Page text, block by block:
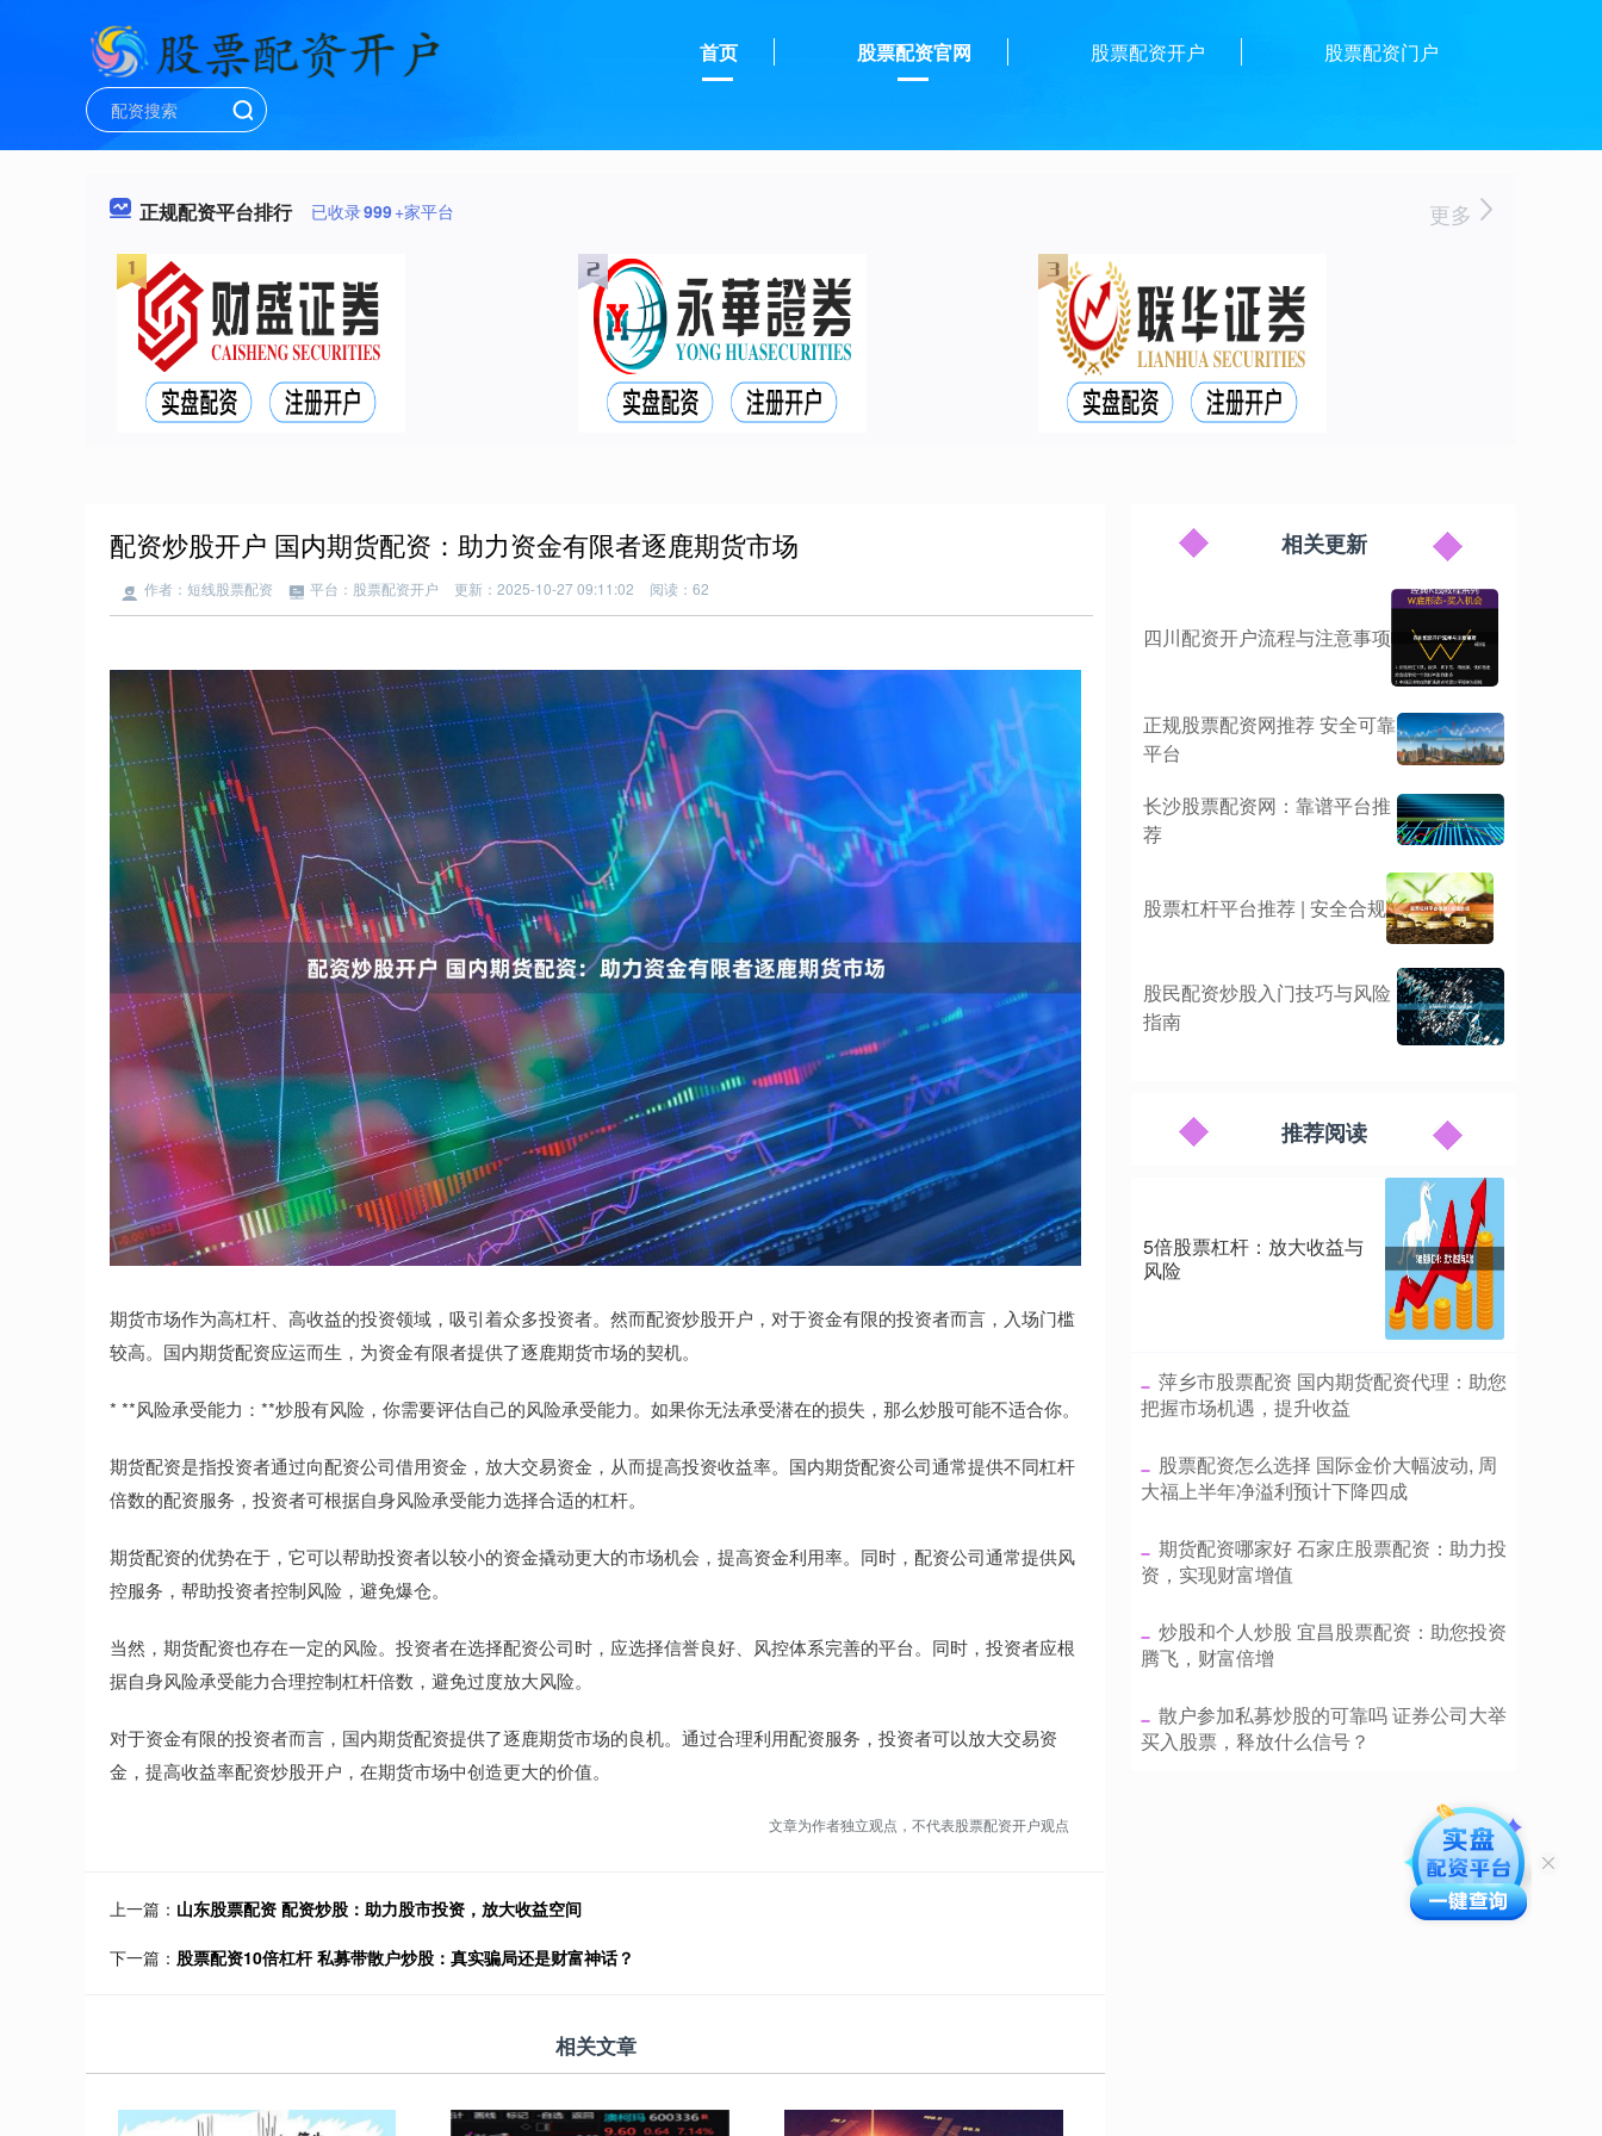
首页 股票配资官网 股票配资开户 股票配资门户
正规配资平台排行 已收录999+家平台 更多
配资炒股开户 国内期货配资：助力资金有限者逐鹿期货市场
作者：短线股票配资 平台：股票配资开户 更新：2025-10-27 09:11:02 阅读：62
期货市场作为高杠杆、高收益的投资领域，吸引着众多投资者。然而配资炒股开户，对于资金有限的投资者而言，入场门槛
较高。国内期货配资应运而生，为资金有限者提供了逐鹿期货市场的契机。
* **风险承受能力：**炒股有风险，你需要评估自己的风险承受能力。如果你无法承受潜在的损失，那么炒股可能不适合你。
期货配资是指投资者通过向配资公司借用资金，放大交易资金，从而提高投资收益率。国内期货配资公司通常提供不同杠杆
倍数的配资服务，投资者可根据自身风险承受能力选择合适的杠杆。
期货配资的优势在于，它可以帮助投资者以较小的资金撬动更大的市场机会，提高资金利用率。同时，配资公司通常提供风
控服务，帮助投资者控制风险，避免爆仓。
当然，期货配资也存在一定的风险。投资者在选择配资公司时，应选择信誉良好、风控体系完善的平台。同时，投资者应根
据自身风险承受能力合理控制杠杆倍数，避免过度放大风险。
对于资金有限的投资者而言，国内期货配资提供了逐鹿期货市场的良机。通过合理利用配资服务，投资者可以放大交易资
金，提高收益率配资炒股开户，在期货市场中创造更大的价值。
文章为作者独立观点，不代表股票配资开户观点
上一篇： 山东股票配资 配资炒股：助力股市投资，放大收益空间
下一篇： 股票配资10倍杠杆 私募带散户炒股：真实骗局还是财富神话？
相关文章
相关更新
四川配资开户流程与注意事项
正规股票配资网推荐 安全可靠
平台
长沙股票配资网：靠谱平台推
荐
股票杠杆平台推荐 | 安全合规
股民配资炒股入门技巧与风险
指南
推荐阅读
5倍股票杠杆：放大收益与
风险
​萍乡市股票配资 国内期货配资代理：助您
把握市场机遇，提升收益
​股票配资怎么选择 国际金价大幅波动, 周
大福上半年净溢利预计下降四成
​期货配资哪家好 石家庄股票配资：助力投
资，实现财富增值
​炒股和个人炒股 宜昌股票配资：助您投资
腾飞，财富倍增
​散户参加私募炒股的可靠吗 证券公司大举
买入股票，释放什么信号？